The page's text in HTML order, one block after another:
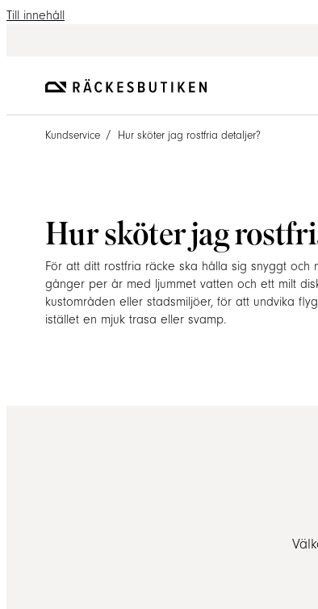
Till innehåll
Kundservice / Hur sköter jag rostfria detaljer?
Hur sköter jag
För att ditt rostfria räcke ska hålla sig snyggt
gånger per år med ljummet vatten och ett milt
kustområden eller stadsmiljöer, för att undvika
istället en mjuk trasa eller svamp.